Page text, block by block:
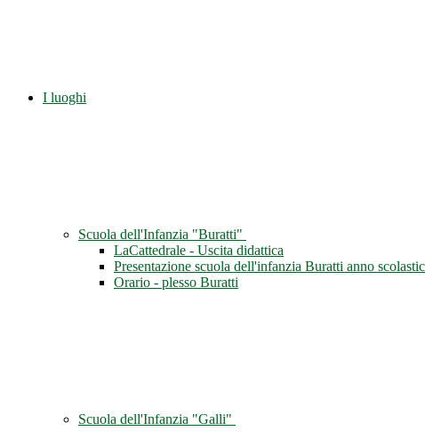
I luoghi
Scuola dell'Infanzia "Buratti"
LaCattedrale - Uscita didattica
Presentazione scuola dell'infanzia Buratti anno
Orario - plesso Buratti
Scuola dell'Infanzia "Galli"